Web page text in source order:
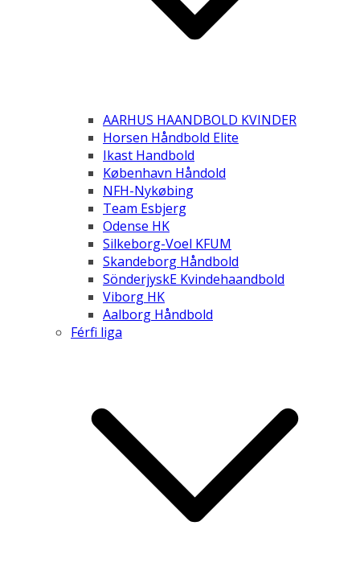
AARHUS HAANDBOLD KVINDER
Horsen Håndbold Elite
Ikast Handbold
København Håndold
NFH-Nykøbing
Team Esbjerg
Odense HK
Silkeborg-Voel KFUM
Skandeborg Håndbold
SönderjyskE Kvindehaandbold
Viborg HK
Aalborg Håndbold
Férfi liga